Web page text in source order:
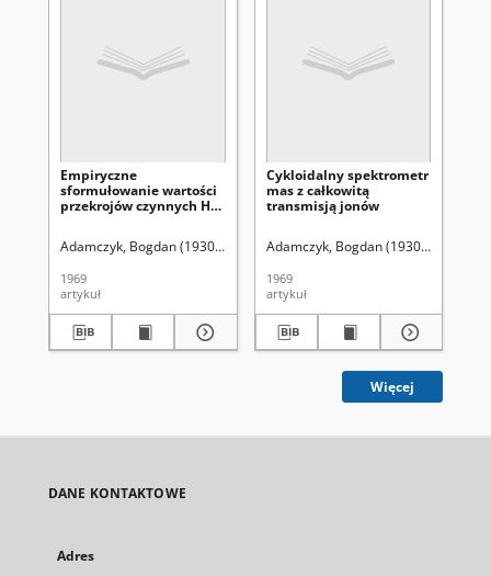
Empiryczne
sformułowanie wartości
przekrojów czynnych He,
elektronami
Adamczyk, Bogdan (1930-2011). Hubicki, Włodzimierz (1914-1977).
1969
artykuł
Cykloidalny spektrometr
mas z całkowitą
transmisją jonów
Adamczyk, Bogdan (1930-2011).
1969
artykuł
Więcej
DANE KONTAKTOWE
Adres